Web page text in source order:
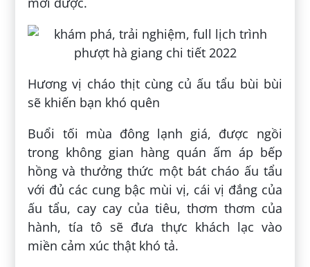
Hương vị cháo thịt cùng củ ấu tẩu bùi bùi
sẽ khiến bạn khó quên
Buổi tối mùa đông lạnh giá, được ngồi
trong không gian hàng quán ấm áp bếp
hồng và thưởng thức một bát cháo ấu tẩu
với đủ các cung bậc mùi vị, cái vị đắng của
ấu tẩu, cay cay của tiêu, thơm thơm của
hành, tía tô sẽ đưa thực khách lạc vào
miền cảm xúc thật khó tả.